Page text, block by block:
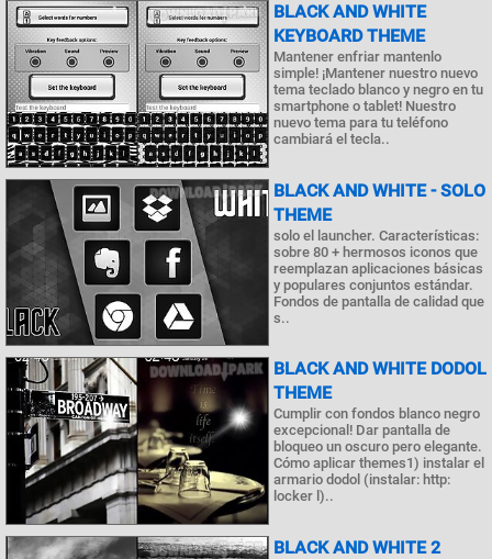
BLACK AND WHITE
KEYBOARD THEME
Mantener enfriar mantenlo
simple! ¡Mantener nuestro nuevo
tema teclado blanco y negro en tu
smartphone o tablet! Nuestro
nuevo tema para tu teléfono
cambiará el tecla..
BLACK AND WHITE - SOLO
THEME
solo el launcher. Características:
sobre 80 + hermosos iconos que
reemplazan aplicaciones básicas
y populares conjuntos estándar.
Fondos de pantalla de calidad que
s..
BLACK AND WHITE DODOL
THEME
Cumplir con fondos blanco negro
excepcional! Dar pantalla de
bloqueo un oscuro pero elegante.
Cómo aplicar themes1) instalar el
armario dodol (instalar: http:
locker l)..
BLACK AND WHITE 2